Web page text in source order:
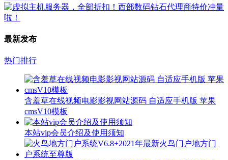
最新发布
热门排行
含羞草在线视频电影影视网站源码 自适应手机版 苹果
cmsV10模板
本站vip会员介绍及使用须知